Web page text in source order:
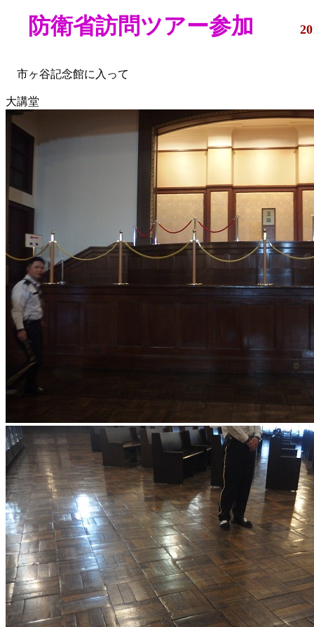
防衛省訪問ツアー参加
市ヶ谷記念館に入って
大講堂